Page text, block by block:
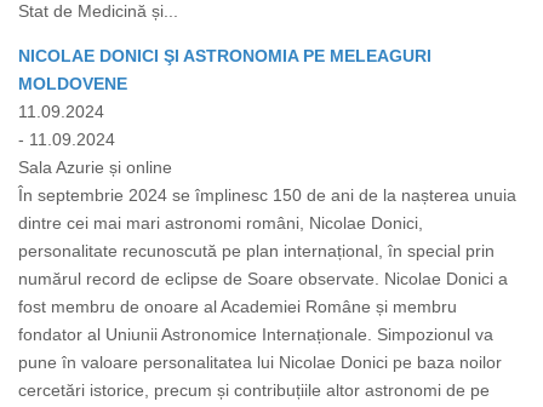
Stat de Medicină și...
NICOLAE DONICI ŞI ASTRONOMIA PE MELEAGURI
MOLDOVENE
11.09.2024
- 11.09.2024
Sala Azurie și online
În septembrie 2024 se împlinesc 150 de ani de la nașterea unuia
dintre cei mai mari astronomi români, Nicolae Donici,
personalitate recunoscută pe plan internațional, în special prin
numărul record de eclipse de Soare observate. Nicolae Donici a
fost membru de onoare al Academiei Române și membru
fondator al Uniunii Astronomice Internaționale. Simpozionul va
pune în valoare personalitatea lui Nicolae Donici pe baza noilor
cercetări istorice, precum și contribuțiile altor astronomi de pe